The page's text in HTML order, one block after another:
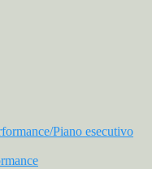
Piano esecutivo